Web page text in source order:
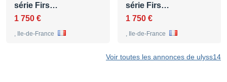
série Firs…
1 750 €
, Ile-de-France
série Firs…
1 750 €
, Ile-de-France
Voir toutes les annonces de ulyss14